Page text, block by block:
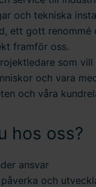
och tekniska
ett gott renommé
framför oss.
som
och vara
och våra
hos oss?
ansvar
och